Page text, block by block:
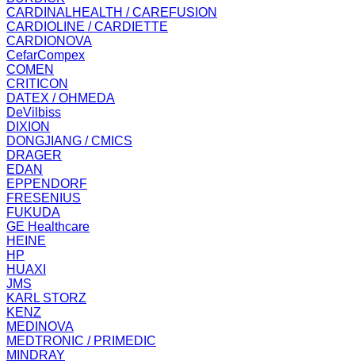
CARDINALHEALTH / CAREFUSION
CARDIOLINE / CARDIETTE
CARDIONOVA
CefarCompex
COMEN
CRITICON
DATEX / OHMEDA
DeVilbiss
DIXION
DONGJIANG / CMICS
DRAGER
EDAN
EPPENDORF
FRESENIUS
FUKUDA
GE Healthcare
HEINE
HP
HUAXI
JMS
KARL STORZ
KENZ
MEDINOVA
MEDTRONIC / PRIMEDIC
MINDRAY